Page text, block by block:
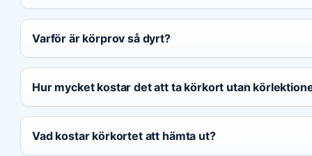
Varför är körprov så dyrt?
Hur mycket kostar det att ta körkort utan
Vad kostar körkortet att hämta ut?